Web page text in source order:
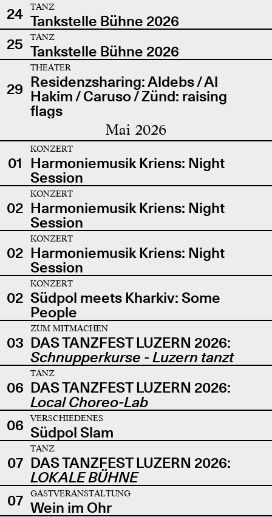
24
TANZ
Tankstelle Bühne 2026
25
TANZ
Tankstelle Bühne 2026
29
THEATER
Residenzsharing: Aldebs / Al
Hakim / Caruso / Zünd: raising
flags
Mai 2026
01
KONZERT
Harmoniemusik Kriens: Night
Session
02
KONZERT
Harmoniemusik Kriens: Night
Session
02
KONZERT
Harmoniemusik Kriens: Night
Session
02
KONZERT
Südpol meets Kharkiv: Some
People
03
ZUM MITMACHEN
DAS TANZFEST LUZERN 2026:
Schnupperkurse - Luzern tanzt
06
TANZ
DAS TANZFEST LUZERN 2026:
Local Choreo-Lab
06
VERSCHIEDENES
Südpol Slam
07
TANZ
DAS TANZFEST LUZERN 2026:
LOKALE BÜHNE
07
GASTVERANSTALTUNG
Wein im Ohr